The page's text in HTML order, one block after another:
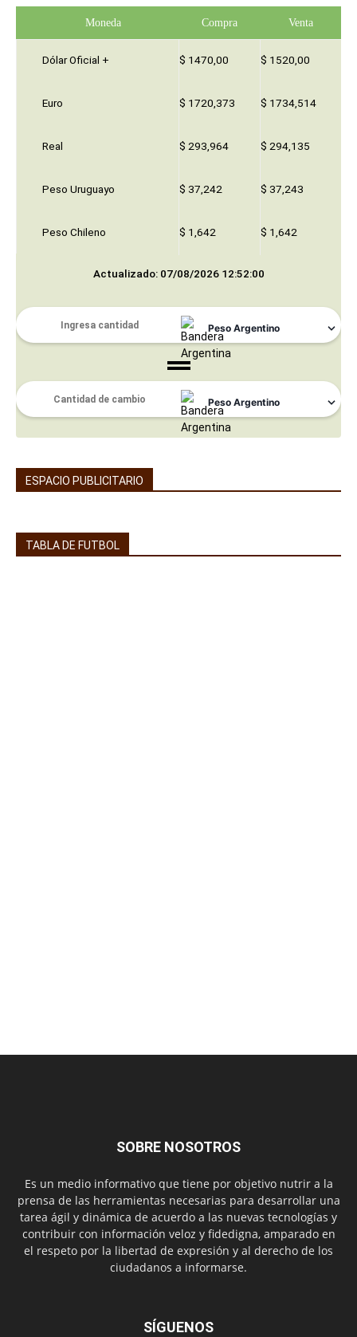
Moneda Compra Venta
Dólar Oficial + $ 1470,00 $ 1520,00
Euro $ 1720,373 $ 1734,514
Real $ 293,964 $ 294,135
Peso Uruguayo $ 37,242 $ 37,243
Peso Chileno $ 1,642 $ 1,642
Actualizado: 07/08/2026 12:52:00
ESPACIO PUBLICITARIO
TABLA DE FUTBOL
SOBRE NOSOTROS
Es un medio informativo que tiene por objetivo nutrir a la
prensa de las herramientas necesarias para desarrollar una
tarea ágil y dinámica de acuerdo a las nuevas tecnologías y
contribuir con información veloz y fidedigna, amparado en
el respeto por la libertad de expresión y al derecho de los
ciudadanos a informarse.
SÍGUENOS